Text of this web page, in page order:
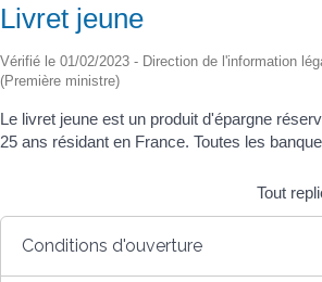
Livret jeune
Vérifié le 01/02/2023 - Direction de l'information
(Première ministre)
Le livret jeune est un produit d'épargne
25 ans résidant en France. Toutes les
Tout
Conditions d'ouverture